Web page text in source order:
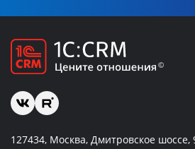
127434, Москва, Дмитровское шоссе,